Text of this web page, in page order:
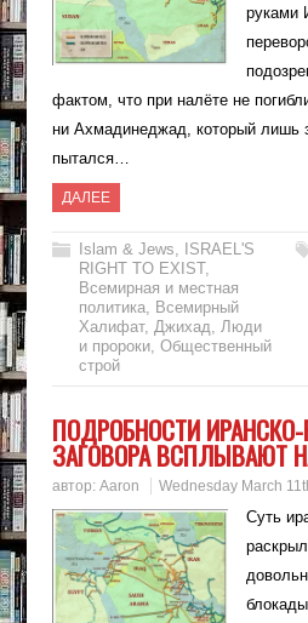
руками
фактом, что при налёте не
ни Ахмадинеджад, который лишь
пытался…
ДАЛЕЕ
Islam & Jews,
ISRAEL'S
RIGHT TO EXIST,
Всемирная и местная
политика, Всемирный
Халифат, Джихад, Люди
и пророки, Общественный
строй
ПОДРОБНОСТИ
ЗАГОВОРА ВСПЛЫВАЮТ
автор: Aaron Wednesday March
Суть